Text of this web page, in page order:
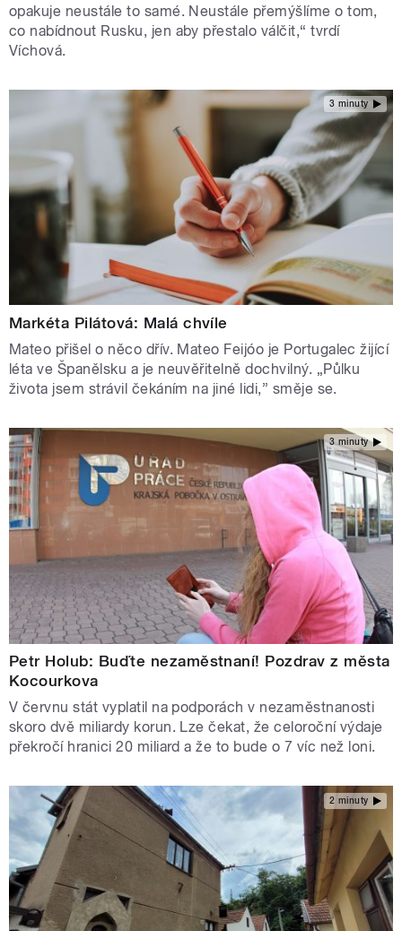
opakuje neustále to samé. Neustále přemýšlíme o tom,
co nabídnout Rusku, jen aby přestalo válčit,“ tvrdí
Víchová.
3 minuty
Markéta Pilátová: Malá chvíle
Mateo přišel o něco dřív. Mateo Feijóo je Portugalec žijící
léta ve Španělsku a je neuvěřitelně dochvilný. „Půlku
života jsem strávil čekáním na jiné lidi,” směje se.
3 minuty
Petr Holub: Buďte nezaměstnaní! Pozdrav z města
Kocourkova
V červnu stát vyplatil na podporách v nezaměstnanosti
skoro dvě miliardy korun. Lze čekat, že celoroční výdaje
překročí hranici 20 miliard a že to bude o 7 víc než loni.
2 minuty